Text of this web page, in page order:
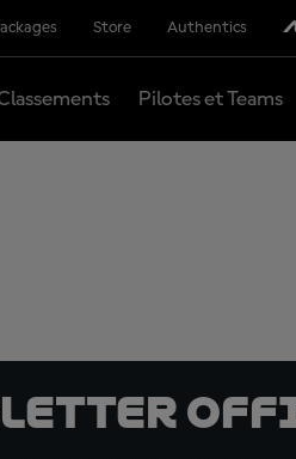
Store Authentics
Pilotes et Teams